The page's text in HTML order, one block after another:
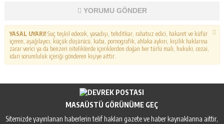
YORUMU GÖNDER
YASAL UYARI!Suç teşkil edecek, yasadışı, tehditkar, rahatsız edici, hakaret ve küfür
içeren, aşağılayıcı, küçük düşürücü, kaba, pornografik, ahlaka aykırı, kişilik haklarına
zarar verici ya da benzeri niteliklerde içeriklerden doğan her türlü mali, hukuki, cezai,
idari sorumluluk içeriği gönderen kişiye aittir.
MASAÜSTÜ GÖRÜNÜME GEÇ
Sitemizde yayınlanan haberlerin telif hakları gazete ve haber kaynaklarına aittir,